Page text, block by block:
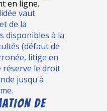
en ligne.
vaut
de la
disponibles à la
(défaut de
litige en
réserve le droit
jusqu'à
DE